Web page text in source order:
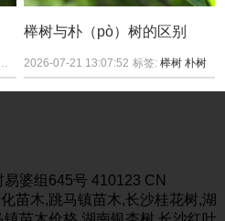
子花
榉树与朴（pò）树的区别
2026-07-21 13:07:52 标签:榉树 朴树
易婆组645号 410123 CN
苗木,跳马镇苗木,长沙桂花树,湖